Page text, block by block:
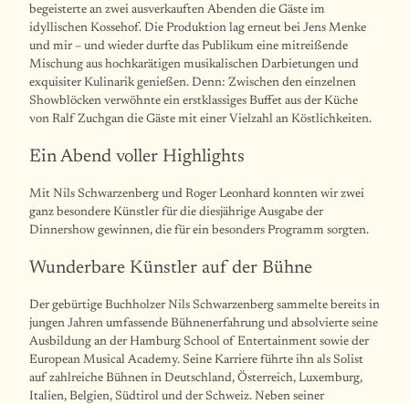
begeisterte an zwei ausverkauften Abenden die Gäste im
idyllischen Kossehof. Die Produktion lag erneut bei Jens Menke
und mir – und wieder durfte das Publikum eine mitreißende
Mischung aus hochkarätigen musikalischen Darbietungen und
exquisiter Kulinarik genießen. Denn: Zwischen den einzelnen
Showblöcken verwöhnte ein erstklassiges Buffet aus der Küche
von Ralf Zuchgan die Gäste mit einer Vielzahl an Köstlichkeiten.
Ein Abend voller Highlights
Mit Nils Schwarzenberg und Roger Leonhard konnten wir zwei
ganz besondere Künstler für die diesjährige Ausgabe der
Dinnershow gewinnen, die für ein besonders Programm sorgten.
Wunderbare Künstler auf der Bühne
Der gebürtige Buchholzer Nils Schwarzenberg sammelte bereits in
jungen Jahren umfassende Bühnenerfahrung und absolvierte seine
Ausbildung an der Hamburg School of Entertainment sowie der
European Musical Academy. Seine Karriere führte ihn als Solist
auf zahlreiche Bühnen in Deutschland, Österreich, Luxemburg,
Italien, Belgien, Südtirol und der Schweiz. Neben seiner